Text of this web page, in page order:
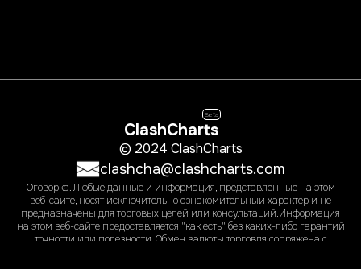
ClashCharts
Beta
© 2024 ClashCharts
clashcha@clashcharts.com
Оговорка. Любые данные и информация, представленные на этом
веб-сайте, носят исключительно ознакомительный характер и не
предназначены для торговых целей или консультаций.Информация
на этом веб-сайте предоставляется "как есть" без каких-либо гарантий
точности или полезности. Обмен валюты торговля сопряжена с